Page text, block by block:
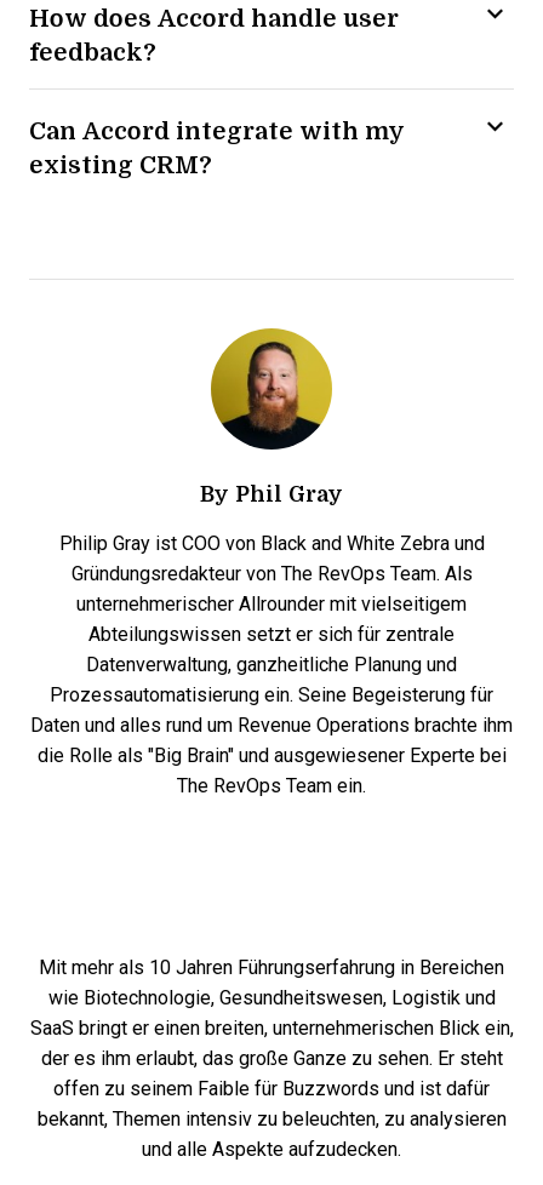
How does Accord handle user
feedback?
Can Accord integrate with my
existing CRM?
By Phil Gray
Philip Gray ist COO von Black and White Zebra und
Gründungsredakteur von The RevOps Team. Als
unternehmerischer Allrounder mit vielseitigem
Abteilungswissen setzt er sich für zentrale
Datenverwaltung, ganzheitliche Planung und
Prozessautomatisierung ein. Seine Begeisterung für
Daten und alles rund um Revenue Operations brachte ihm
die Rolle als "Big Brain" und ausgewiesener Experte bei
The RevOps Team ein.
Mit mehr als 10 Jahren Führungserfahrung in Bereichen
wie Biotechnologie, Gesundheitswesen, Logistik und
SaaS bringt er einen breiten, unternehmerischen Blick ein,
der es ihm erlaubt, das große Ganze zu sehen. Er steht
offen zu seinem Faible für Buzzwords und ist dafür
bekannt, Themen intensiv zu beleuchten, zu analysieren
und alle Aspekte aufzudecken.